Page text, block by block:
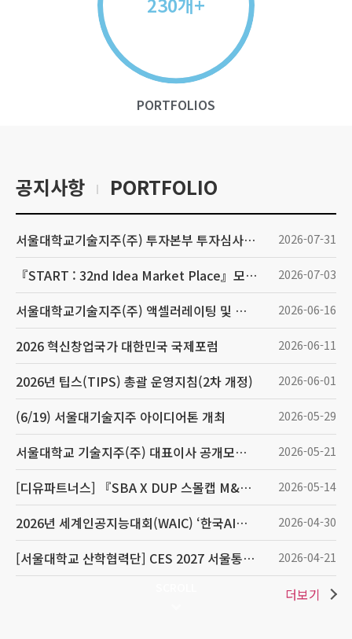
PORTFOLIOS
공지사항 PORTFOLIO
서울대학교기술지주(주) 투자본부 투자심사역(Junior) 채용 2026-07-31
『START : 32nd Idea Market Place』모집 공고 2026-07-03
서울대학교기술지주(주) 액셀러레이팅 및 정부사업 운영 담당 채용 2026-06-16
2026 혁신창업국가 대한민국 국제포럼 2026-06-11
2026년 팁스(TIPS) 총괄 운영지침(2차 개정) 2026-06-01
(6/19) 서울대기술지주 아이디어톤 개최 2026-05-29
서울대학교 기술지주(주) 대표이사 공개모집 공고 2026-05-21
[디유파트너스] 『SBA X DUP 스몰캡 M&A 인수창업 설명회』 ( 5/21, 목요일) 2026-05-14
2026년 세계인공지능대회(WAIC) ‘한국AI관(Korea Pavilion)’ 모집 2026-04-30
[서울대학교 산학협력단] CES 2027 서울통합관 참가기업 모집 2026-04-21
더보기